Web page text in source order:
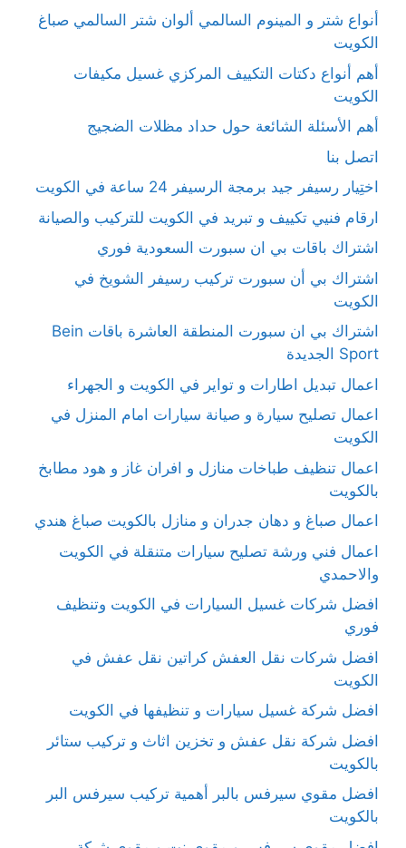
أنواع شتر و المينوم السالمي ألوان شتر السالمي صباغ
الكويت
أهم أنواع دكتات التكييف المركزي غسيل مكيفات
الكويت
أهم الأسئلة الشائعة حول حداد مظلات الضجيج
اتصل بنا
اختِيار رسيفر جيد برمجة الرسيفر 24 ساعة في الكويت
ارقام فنيي تكييف و تبريد في الكويت للتركيب والصيانة
اشتراك باقات بي ان سبورت السعودية فوري
اشتراك بي أن سبورت تركيب رسيفر الشويخ في
الكويت
اشتراك بي ان سبورت المنطقة العاشرة باقات Bein
Sport الجديدة
اعمال تبديل اطارات و تواير في الكويت و الجهراء
اعمال تصليح سيارة و صيانة سيارات امام المنزل في
الكويت
اعمال تنظيف طباخات منازل و افران غاز و هود مطابخ
بالكويت
اعمال صباغ و دهان جدران و منازل بالكويت صباغ هندي
اعمال فني ورشة تصليح سيارات متنقلة في الكويت
والاحمدي
افضل شركات غسيل السيارات في الكويت وتنظيف
فوري
افضل شركات نقل العفش كراتين نقل عفش في
الكويت
افضل شركة غسيل سيارات و تنظيفها في الكويت
افضل شركة نقل عفش و تخزين اثاث و تركيب ستائر
بالكويت
افضل مقوي سيرفس بالبر أهمية تركيب سيرفس البر
بالكويت